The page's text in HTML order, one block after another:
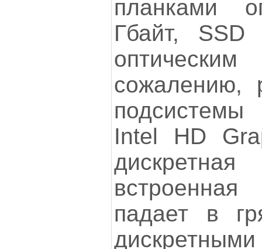
планками
Гбайт,
сожалению,
Intel HD
падает в